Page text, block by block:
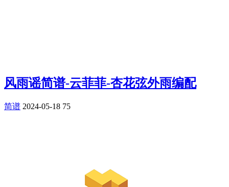
风雨谣简谱-云菲菲-杏花弦外雨编配
简谱 2024-05-18 75